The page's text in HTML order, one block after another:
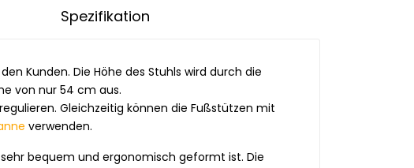
Spezifikation
Kunden. Die Höhe des Stuhls wird durch die
von nur 54 cm aus.
Gleichzeitig können die Fußstützen mit
verwenden.
bequem und ergonomisch geformt ist. Die